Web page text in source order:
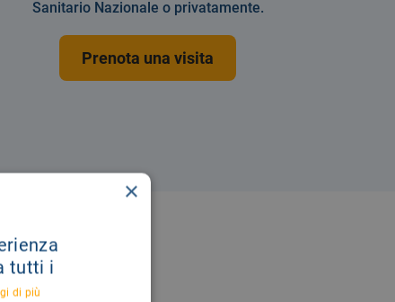
Sanitario Nazionale o privatamente.
Prenota una visita
×
tutti i
di più